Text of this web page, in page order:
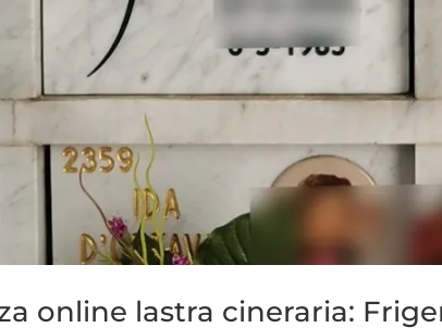
online lastra cineraria: